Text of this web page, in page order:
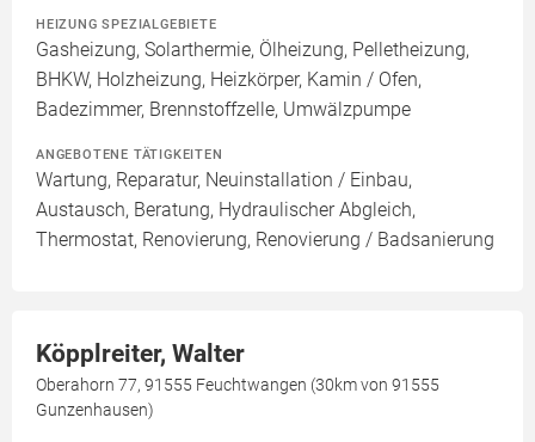
HEIZUNG SPEZIALGEBIETE
Gasheizung, Solarthermie, Ölheizung, Pelletheizung,
BHKW, Holzheizung, Heizkörper, Kamin / Ofen,
Badezimmer, Brennstoffzelle, Umwälzpumpe
ANGEBOTENE TÄTIGKEITEN
Wartung, Reparatur, Neuinstallation / Einbau,
Austausch, Beratung, Hydraulischer Abgleich,
Thermostat, Renovierung, Renovierung / Badsanierung
Köpplreiter, Walter
Oberahorn 77, 91555 Feuchtwangen (30km von 91555
Gunzenhausen)